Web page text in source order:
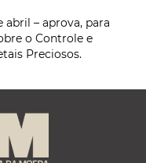
abril – aprova, para
o Controle e
Preciosos.